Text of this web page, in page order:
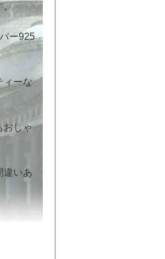
。
ー925
ィーな
おしゃ
違いあ